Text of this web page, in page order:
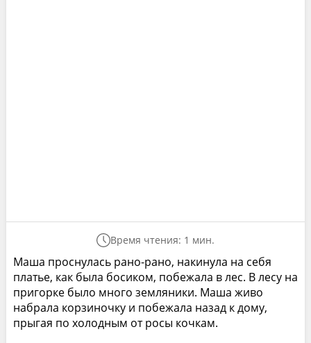
Время чтения: 1 мин.
Маша проснулась рано-рано, накинула на себя
платье, как была босиком, побежала в лес. В лесу на
пригорке было много земляники. Маша живо
набрала корзиночку и побежала назад к дому,
прыгая по холодным от росы кочкам.